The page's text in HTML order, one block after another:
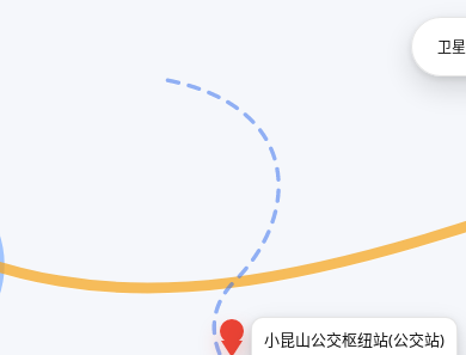
小昆山公交枢纽站(公交站)
卫星